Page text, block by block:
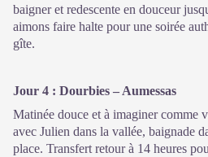
baigner et redescente en douceur
aimons faire halte pour une soirée
gîte.
Jour 4 : Dourbies – Aumessas
Matinée douce et à imaginer comme
avec Julien dans la vallée, baignade
place. Transfert retour à 14 heures